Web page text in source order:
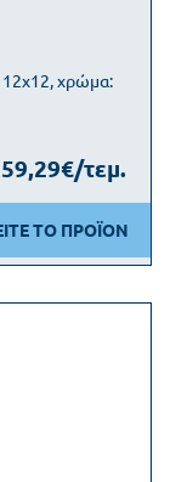
12x12, χρώμα:
59,29€/τεμ.
ΤΟ ΠΡΟΪΟΝ